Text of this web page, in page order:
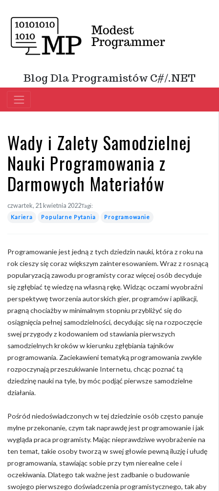
Blog Dla Programistów C#/.NET
Wady i Zalety Samodzielnej
Nauki Programowania z
Darmowych Materiałów
czwartek, 21 kwietnia 2022Tagi:
Kariera Popularne Pytania Programowanie
Programowanie jest jedną z tych dziedzin nauki, która z roku na
rok cieszy się coraz większym zainteresowaniem. Wraz z rosnącą
popularyzacją zawodu programisty coraz więcej osób decyduje
się zgłębiać tę wiedzę na własną rękę. Widząc oczami wyobraźni
perspektywę tworzenia autorskich gier, programów i aplikacji,
pragną chociażby w minimalnym stopniu przybliżyć się do
osiągnięcia pełnej samodzielności, decydując się na rozpoczęcie
swej przygody z kodowaniem od stawiania pierwszych
samodzielnych kroków w kierunku zgłębiania tajników
programowania. Zaciekawieni tematyką programowania zwykle
rozpoczynają przeszukiwanie Internetu, chcąc poznać tą
dziedzinę nauki na tyle, by móc podjąć pierwsze samodzielne
działania.
Pośród niedoświadczonych w tej dziedzinie osób często panuje
mylne przekonanie, czym tak naprawdę jest programowanie i jak
wygląda praca programisty. Mając nieprawdziwe wyobrażenie na
ten temat, takie osoby tworzą w swej głowie pewną iluzję i ułudę
programowania, stawiając sobie przy tym nierealne cele i
oczekiwania. Dlatego tak ważne jest zadbanie o budowanie
swojego pierwszego doświadczenia programistycznego, tak aby